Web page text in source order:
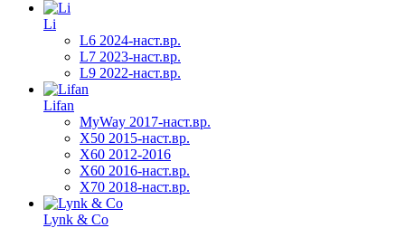
Li
L6 2024-наст.вр.
L7 2023-наст.вр.
L9 2022-наст.вр.
Lifan
MyWay 2017-наст.вр.
X50 2015-наст.вр.
X60 2012-2016
X60 2016-наст.вр.
X70 2018-наст.вр.
Lynk & Co